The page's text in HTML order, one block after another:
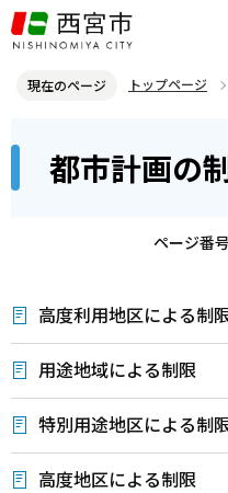
こ
の
ジ
先
現在のページ トップページ
こ
都市計画の
ページ番
高度利用地区による制
用途地域による制限
特別用途地区による制
高度地区による制限